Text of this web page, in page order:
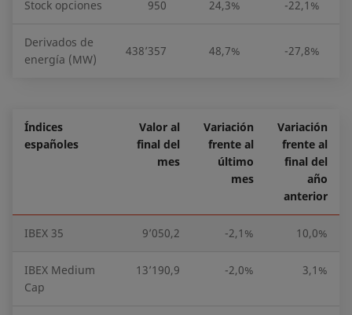
Stock opciones 950 24,3% -22,1%
Derivados de
energía (MW)
438’357 48,7% -27,8%
Índices
españoles
Valor al
final del
mes
Variación
frente al
último
mes
Variación
frente al
final del
año
anterior
IBEX 35 9’050,2 -2,1% 10,0%
IBEX Medium
Cap
13’190,9 -2,0% 3,1%